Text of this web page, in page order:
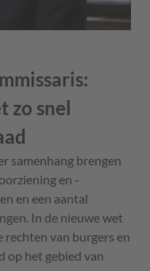
zo snel
samenhang brengen
en -
en een aantal
In de nieuwe wet
rechten van burgers en
op het gebied van